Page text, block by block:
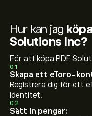
Hur kan jag
Solutions Inc?
För att köpa PDF
01
Skapa ett eToro-
Registrera dig för ett
identitet.
02
Sätt in pengar: